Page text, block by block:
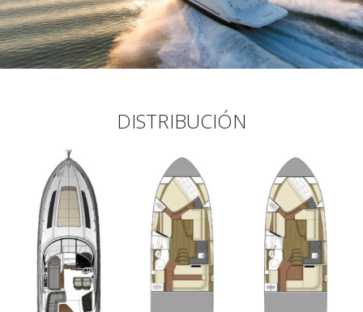
DISTRIBUCIÓN